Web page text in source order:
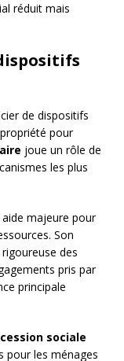
réduit mais
de dispositifs
pour
joue un rôle de
les plus
majeure pour
Son
des
pris par
principale
sociale
pour les ménages